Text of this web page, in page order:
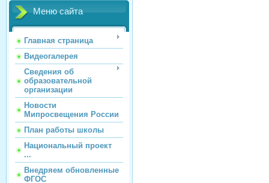
Меню сайта
Главная страница
Видеогалерея
Сведения об
образовательной
организации
Новости
Мипросвещения России
План работы школы
Национальный проект
...
Внедряем обновленные
ФГОС